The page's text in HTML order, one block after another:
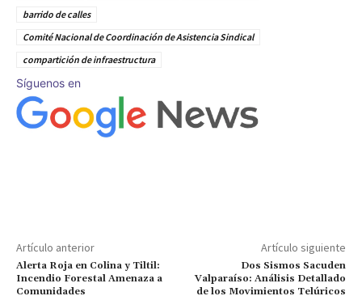
barrido de calles
Comité Nacional de Coordinación de Asistencia Sindical
compartición de infraestructura
Síguenos en
Artículo anterior
Alerta Roja en Colina y Tiltil:
Incendio Forestal Amenaza a
Comunidades
Artículo siguiente
Dos Sismos Sacuden
Valparaíso: Análisis Detallado
de los Movimientos Telúricos